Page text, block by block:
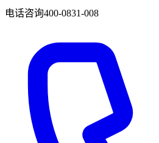
电话咨询400-0831-008